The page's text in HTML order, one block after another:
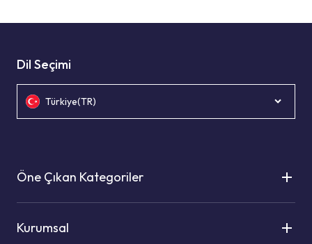
Dil Seçimi
Türkiye(TR)
Öne Çıkan Kategoriler
Kurumsal